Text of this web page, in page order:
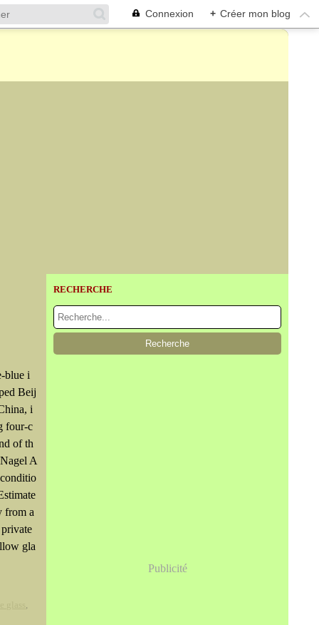
Connexion + Créer mon blog
blue i
Beij
i
four-c
of th
A
from a
gla
,
RECHERCHE
Publicité